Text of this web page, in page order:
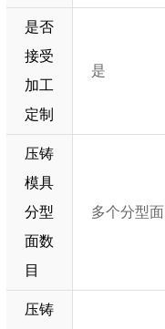
是否
接受
加工
定制
是
压铸
模具
分型
面数
目
多个分型面
压铸